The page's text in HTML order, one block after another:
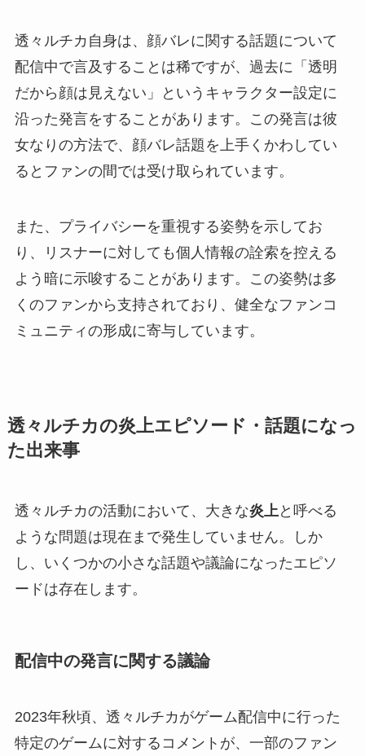
透々ルチカ自身は、顔バレに関する話題について
配信中で言及することは稀ですが、過去に「透明
だから顔は見えない」というキャラクター設定に
沿った発言をすることがあります。この発言は彼
女なりの方法で、顔バレ話題を上手くかわしてい
るとファンの間では受け取られています。
また、プライバシーを重視する姿勢を示してお
り、リスナーに対しても個人情報の詮索を控える
よう暗に示唆することがあります。この姿勢は多
くのファンから支持されており、健全なファンコ
ミュニティの形成に寄与しています。
透々ルチカの炎上エピソード・話題になっ
た出来事
透々ルチカの活動において、大きな炎上 と呼べる
ような問題は現在まで発生していません。しか
し、いくつかの小さな話題や議論になったエピソ
ードは存在します。
配信中の発言に関する議論
2023年秋頃、透々ルチカがゲーム配信中に行った
特定のゲームに対するコメントが、一部のファン